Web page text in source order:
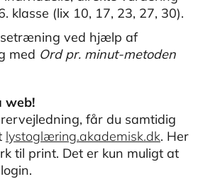
klasse (lix 10, 17, 23, 27, 30).
ved hjælp af
med Ord pr. minut-metoden
web!
får du samtidig
lystoglæring.akademisk.dk. Her
til print. Det er kun muligt at